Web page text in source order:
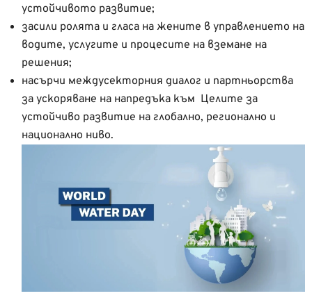
устойчивото развитие;
засили ролята и гласа на жените в управлението на
водите, услугите и процесите на вземане на
решения;
насърчи междусекторния диалог и партньорства
за ускоряване на напредъка към Целите за
устойчиво развитие на глобално, регионално и
национално ниво.